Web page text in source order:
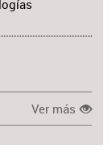
Ver más